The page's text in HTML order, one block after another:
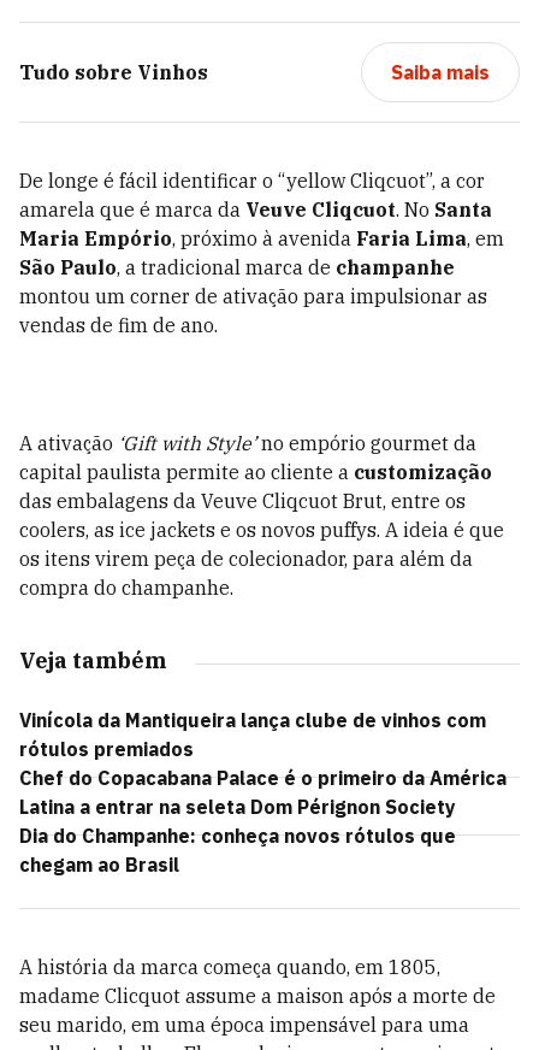
Tudo sobre Vinhos Saiba mais
De longe é fácil identificar o “yellow Cliqcuot”, a cor
amarela que é marca da Veuve Cliqcuot. No Santa
Maria Empório, próximo à avenida Faria Lima, em
São Paulo, a tradicional marca de champanhe
montou um corner de ativação para impulsionar as
vendas de fim de ano.
A ativação ‘Gift with Style’no empório gourmet da
capital paulista permite ao cliente a customização
das embalagens da Veuve Cliqcuot Brut, entre os
coolers, as ice jackets e os novos puffys. A ideia é que
os itens virem peça de colecionador, para além da
compra do champanhe.
Veja também
Vinícola da Mantiqueira lança clube de vinhos com
rótulos premiados
Chef do Copacabana Palace é o primeiro da América
Latina a entrar na seleta Dom Pérignon Society
Dia do Champanhe: conheça novos rótulos que
chegam ao Brasil
A história da marca começa quando, em 1805,
madame Clicquot assume a maison após a morte de
seu marido, em uma época impensável para uma